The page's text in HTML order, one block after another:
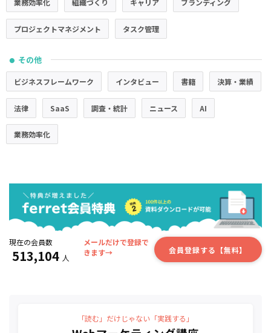
業務効率化 組織づくり キャリア ブランディング
プロジェクトマネジメント タスク管理
● その他
ビジネスフレームワーク インタビュー 書籍 決算・業績
法律 SaaS 調査・統計 ニュース AI
業務効率化
現在の会員数
513,104 人
メールだけで登録で
きます→
会員登録する【無料】
「読む」だけじゃない「実践する」